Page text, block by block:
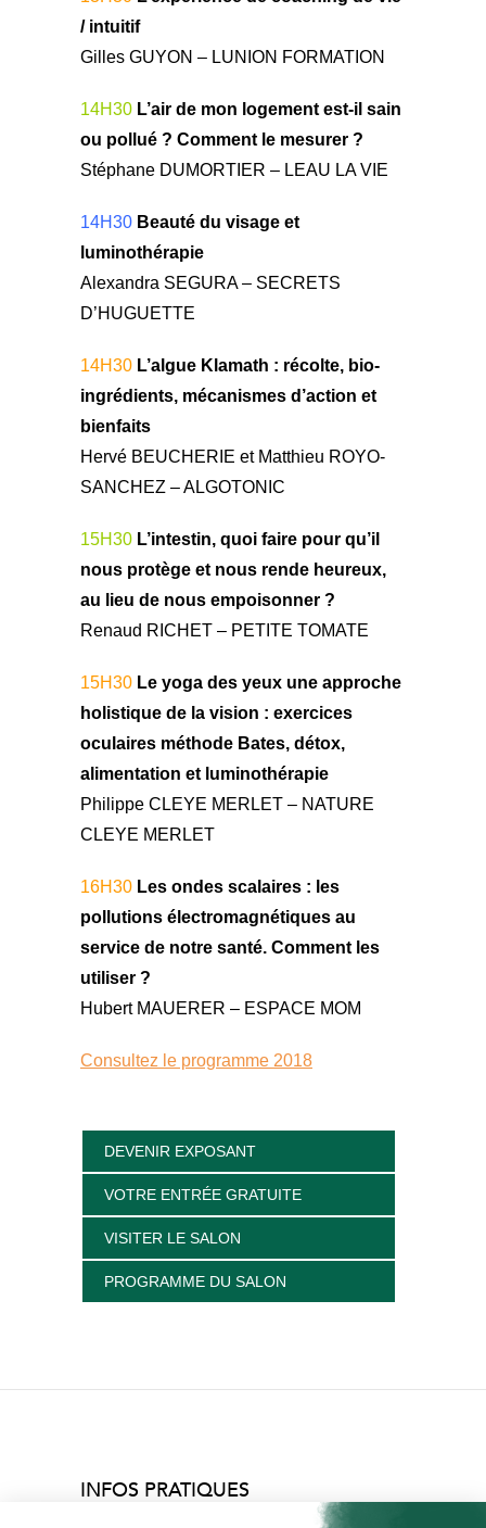
/ intuitif
Gilles GUYON – LUNION FORMATION
14H30 L’air de mon logement est-il sain
ou pollué ? Comment le mesurer ?
Stéphane DUMORTIER – LEAU LA VIE
14H30 Beauté du visage et
luminothérapie
Alexandra SEGURA – SECRETS
D’HUGUETTE
14H30 L’algue Klamath : récolte, bio-
ingrédients, mécanismes d’action et
bienfaits
Hervé BEUCHERIE et Matthieu ROYO-
SANCHEZ – ALGOTONIC
15H30 L’intestin, quoi faire pour qu’il
nous protège et nous rende heureux,
au lieu de nous empoisonner ?
Renaud RICHET – PETITE TOMATE
15H30 Le yoga des yeux une approche
holistique de la vision : exercices
oculaires méthode Bates, détox,
alimentation et luminothérapie
Philippe CLEYE MERLET – NATURE
CLEYE MERLET
16H30 Les ondes scalaires : les
pollutions électromagnétiques au
service de notre santé. Comment les
utiliser ?
Hubert MAUERER – ESPACE MOM
Consultez le programme 2018
DEVENIR EXPOSANT
VOTRE ENTRÉE GRATUITE
VISITER LE SALON
PROGRAMME DU SALON
INFOS PRATIQUES